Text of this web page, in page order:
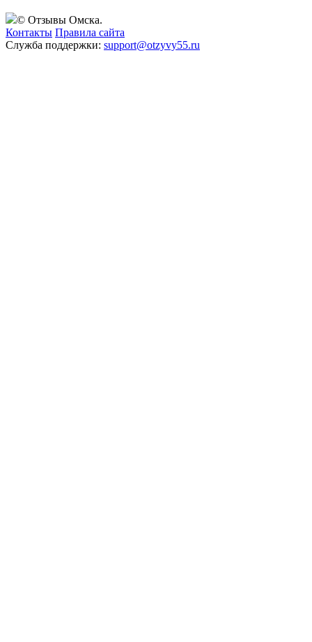
© Отзывы Омска.
Контакты Правила сайта
Служба поддержки: support@otzyvy55.ru